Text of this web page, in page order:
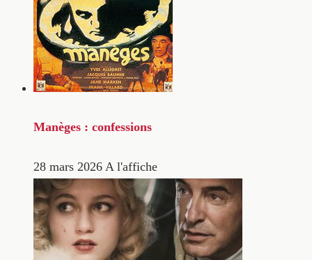
Manèges : confessions
28 mars 2026 A l'affiche